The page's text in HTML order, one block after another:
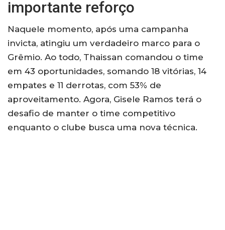
importante reforço
Naquele momento, após uma campanha
invicta, atingiu um verdadeiro marco para o
Grêmio. Ao todo, Thaissan comandou o time
em 43 oportunidades, somando 18 vitórias, 14
empates e 11 derrotas, com 53% de
aproveitamento. Agora, Gisele Ramos terá o
desafio de manter o time competitivo
enquanto o clube busca uma nova técnica.